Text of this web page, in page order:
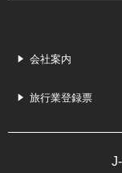
会社案内
旅行業登録票